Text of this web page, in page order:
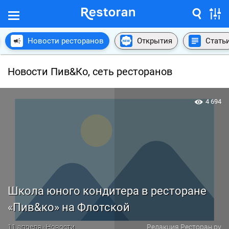
Новости ресторанов Открытия
Новости Пив&Ко, сеть ресторанов
Школа юного кондитера в ресторане
«Пив&ко» на Флотской
11 апреля · Новости Редакция Ресторан.ру
4 694